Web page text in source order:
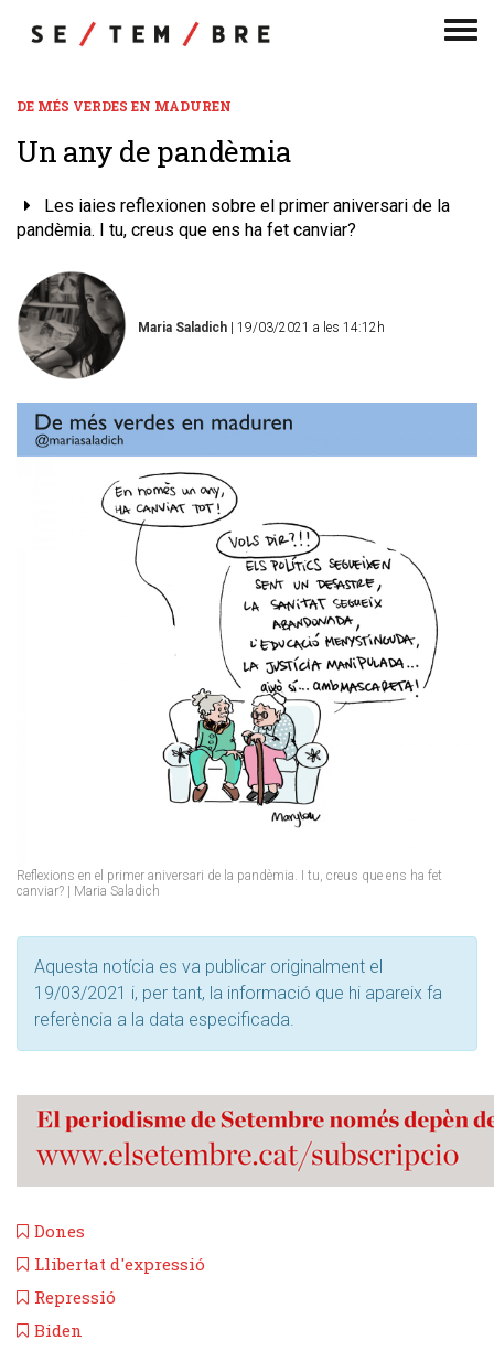
DE MÉS VERDES EN MADUREN
Un any de pandèmia
Les iaies reflexionen sobre el primer aniversari de la
pandèmia. I tu, creus que ens ha fet canviar?
Maria Saladich | 19/03/2021 a les 14:12h
Reflexions en el primer aniversari de la pandèmia. I tu, creus que ens ha fet
canviar? | Maria Saladich
Aquesta notícia es va publicar originalment el
19/03/2021 i, per tant, la informació que hi apareix fa
referència a la data especificada.
Dones
Llibertat d'expressió
Repressió
Biden